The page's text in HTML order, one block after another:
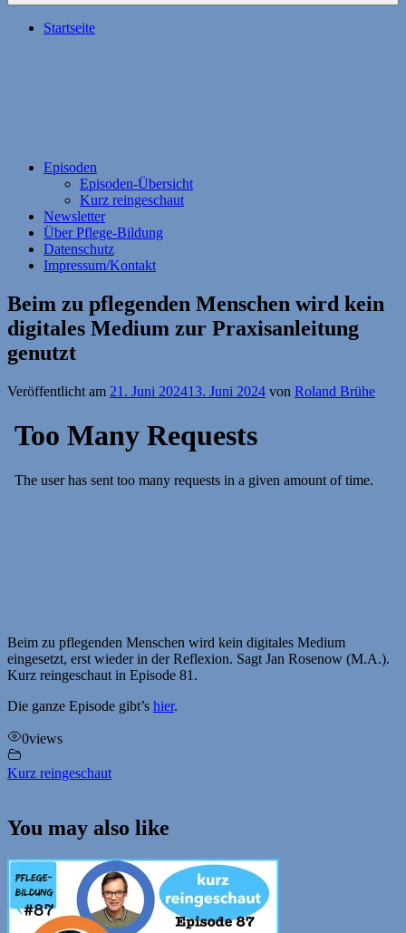
Startseite
Episoden
Episoden-Übersicht
Kurz reingeschaut
Newsletter
Über Pflege-Bildung
Datenschutz
Impressum/Kontakt
Beim zu pflegenden Menschen wird kein
digitales Medium zur Praxisanleitung
genutzt
Veröffentlicht am 21. Juni 202413. Juni 2024 von Roland Brühe
Beim zu pflegenden Menschen wird kein digitales Medium
eingesetzt, erst wieder in der Reflexion. Sagt Jan Rosenow (M.A.).
Kurz reingeschaut in Episode 81.
Die ganze Episode gibt’s hier.
0views
Kurz reingeschaut
You may also like